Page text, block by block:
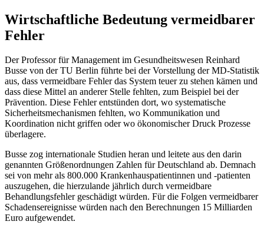
Wirtschaftliche Bedeutung vermeidbarer
Fehler
Der Professor für Management im Gesundheitswesen Reinhard
Busse von der TU Berlin führte bei der Vorstellung der MD-Statistik
aus, dass vermeidbare Fehler das System teuer zu stehen kämen und
dass diese Mittel an anderer Stelle fehlten, zum Beispiel bei der
Prävention. Diese Fehler entstünden dort, wo systematische
Sicherheitsmechanismen fehlten, wo Kommunikation und
Koordination nicht griffen oder wo ökonomischer Druck Prozesse
überlagere.
Busse zog internationale Studien heran und leitete aus den darin
genannten Größenordnungen Zahlen für Deutschland ab. Demnach
sei von mehr als 800.000 Krankenhauspatientinnen und -patienten
auszugehen, die hierzulande jährlich durch vermeidbare
Behandlungsfehler geschädigt würden. Für die Folgen vermeidbarer
Schadensereignisse würden nach den Berechnungen 15 Milliarden
Euro aufgewendet.